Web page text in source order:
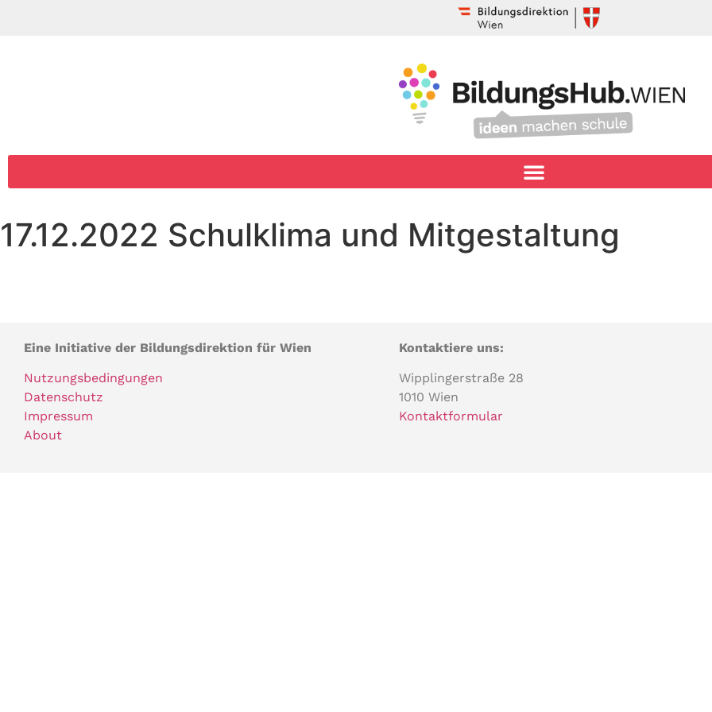
17.12.2022 Schulklima und Mitgestaltung
Eine Initiative der Bildungsdirektion für Wien
Nutzungsbedingungen
Datenschutz
Impressum
About
Kontaktiere uns:
Wipplingerstraße 28
1010 Wien
Kontaktformular